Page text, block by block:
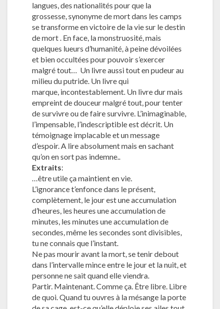
langues, des nationalités pour que la
grossesse, synonyme de mort dans les camps
se transforme en victoire de la vie sur le destin
de mort . En face, la monstruosité, mais
quelques lueurs d’humanité, à peine dévoilées
et bien occultées pour pouvoir s’exercer
malgré tout… Un livre aussi tout en pudeur au
milieu du putride. Un livre qui
marque, incontestablement. Un livre dur mais
empreint de douceur malgré tout, pour tenter
de survivre ou de faire survivre. L’inimaginable,
l’impensable, l’indescriptible est décrit. Un
témoignage implacable et un message
d’espoir. A lire absolument mais en sachant
qu’on en sort pas indemne..
Extraits:
…être utile ça maintient en vie.
L’ignorance t’enfonce dans le présent,
complètement, le jour est une accumulation
d’heures, les heures une accumulation de
minutes, les minutes une accumulation de
secondes, même les secondes sont divisibles,
tu ne connais que l’instant.
Ne pas mourir avant la mort, se tenir debout
dans l’intervalle mince entre le jour et la nuit, et
personne ne sait quand elle viendra.
Partir. Maintenant. Comme ça. Être libre. Libre
de quoi. Quand tu ouvres à la mésange la porte